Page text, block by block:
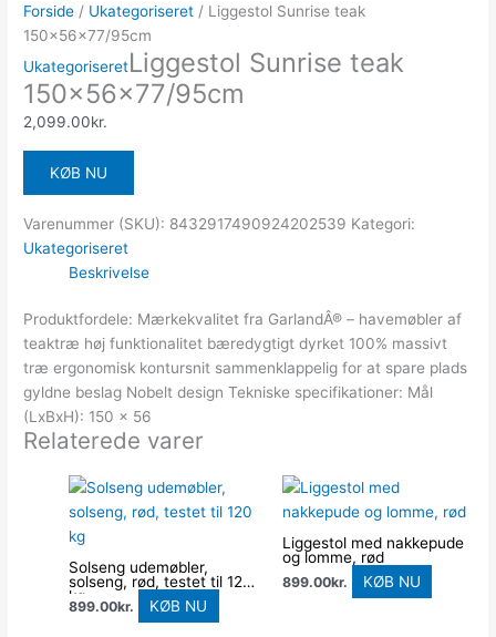
Forside / Ukategoriseret / Liggestol Sunrise teak
150x56x77/95cm
UkategoriseretLiggestol Sunrise teak
150x56x77/95cm
2,099.00kr.
KØB NU
Varenummer (SKU): 8432917490924202539 Kategori:
Ukategoriseret
Beskrivelse
Produktfordele: Mærkekvalitet fra GarlandÂ® – havemøbler af
teaktræ høj funktionalitet bæredygtigt dyrket 100% massivt
træ ergonomisk kontursnit sammenklappelig for at spare plads
gyldne beslag Nobelt design Tekniske specifikationer: Mål
(LxBxH): 150 x 56
Relaterede varer
Solseng udemøbler,
solseng, rød, testet til 120
kg
899.00kr. KØB NU
Liggestol med nakkepude
og lomme, rød
899.00kr. KØB NU